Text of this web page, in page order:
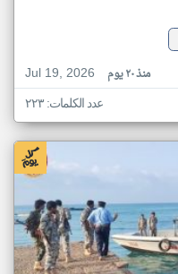
Jul 19, 2026
منذ ٢٠ يوم
عدد الكلمات: ٢٢٣